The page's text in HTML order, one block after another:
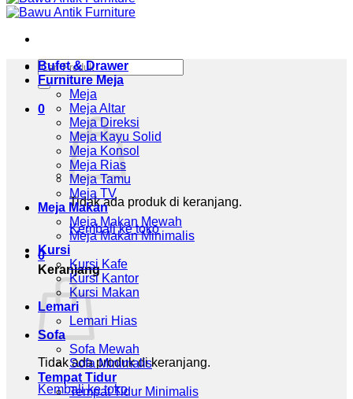
Pencarian
untuk:
0
Tidak ada produk di keranjang.
Kembali ke toko
0
Keranjang
Tidak ada produk di keranjang.
Kembali ke toko
Bufet & Drawer
Furniture Meja
Meja
Meja Altar
Meja Direksi
Meja Kayu Solid
Meja Konsol
Meja Rias
Meja Tamu
Meja TV
Meja Makan
Meja Makan Mewah
Meja Makan Minimalis
Kursi
Kursi Kafe
Kursi Kantor
Kursi Makan
Lemari
Lemari Hias
Sofa
Sofa Mewah
Sofa Minimalis
Tempat Tidur
Tempat Tidur Minimalis